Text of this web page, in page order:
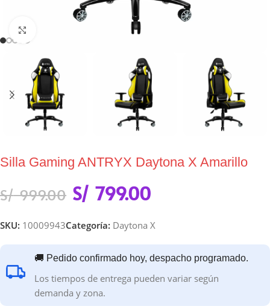
Silla Gaming ANTRYX Daytona X Amarillo
S/999.00 S/ 799.00
SKU: 10009943Categoría: Daytona X
🚚 Pedido confirmado hoy, despacho programado.
Los tiempos de entrega pueden variar según
demanda y zona.